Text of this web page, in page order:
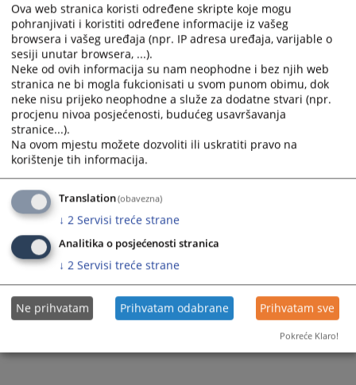
Prateći dokumenti
Zakon o slobodi pristupa informacijama FBiH
prečišćeni tekst
Zakon o slobodi pristupa informacijama FBiH - 32_2001
Zakon o izmjenama i dopunama ZAKONA o slobodi
pristupa informacijama FBiH - 48_2011
Ova web stranica koristi određene skripte koje mogu
pohranjivati i koristiti određene informacije iz vašeg
browsera i vašeg uređaja (npr. IP adresa uređaja, varijable o
sesiji unutar browsera, ...).
Neke od ovih informacija su nam neophodne i bez njih web
stranica ne bi mogla fukcionisati u svom punom obimu, dok
neke nisu prijeko neophodne a služe za dodatne stvari (npr.
procjenu nivoa posjećenosti, budućeg usavršavanja
stranice...).
Na ovom mjestu možete dozvoliti ili uskratiti pravo na
korištenje tih informacija.
Translation(obavezna)
↓ 2 Servisi treće strane
Analitika o posjećenosti stranica
↓ 2 Servisi treće strane
Ne prihvatam Prihvatam odabrane Prihvatam sve
Pokreće Klaro!